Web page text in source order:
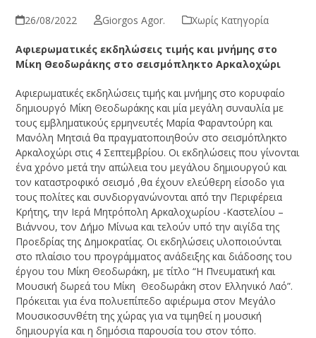
26/08/2022 Giorgos Agor. Χωρίς Κατηγορία
Αφιερωματικές εκδηλώσεις τιμής και μνήμης στο
Μίκη Θεοδωράκης στο σεισμόπληκτο Αρκαλοχώρι
Αφιερωματικές εκδηλώσεις τιμής και μνήμης στο κορυφαίο
δημιουργό Μίκη Θεοδωράκης και μία μεγάλη συναυλία με
τους εμβληματικούς ερμηνευτές Μαρία Φαραντούρη και
Μανόλη Μητσιά θα πραγματοποιηθούν στο σεισμόπληκτο
Αρκαλοχώρι στις 4 Σεπτεμβρίου. Οι εκδηλώσεις που γίνονται
ένα χρόνο μετά την απώλεια του μεγάλου δημιουργού και
τον καταστροφικό σεισμό ,θα έχουν ελεύθερη είσοδο για
τους πολίτες και συνδιοργανώνονται από την Περιφέρεια
Κρήτης, την Ιερά Μητρόπολη Αρκαλοχωρίου -Καστελίου –
Βιάννου, τον Δήμο Μίνωα και τελούν υπό την αιγίδα της
Προεδρίας της Δημοκρατίας. Οι εκδηλώσεις υλοποιούνται
στο πλαίσιο του προγράμματος ανάδειξης και διάδοσης του
έργου του Μίκη Θεοδωράκη, με τίτλο “Η Πνευματική και
Μουσική δωρεά του Μίκη Θεοδωράκη στον Ελληνικό Λαό”.
Πρόκειται για ένα πολυεπίπεδο αφιέρωμα στον Μεγάλο
Μουσικοσυνθέτη της χώρας για να τιμηθεί η μουσική
δημιουργία και η δημόσια παρουσία του στον τόπο.